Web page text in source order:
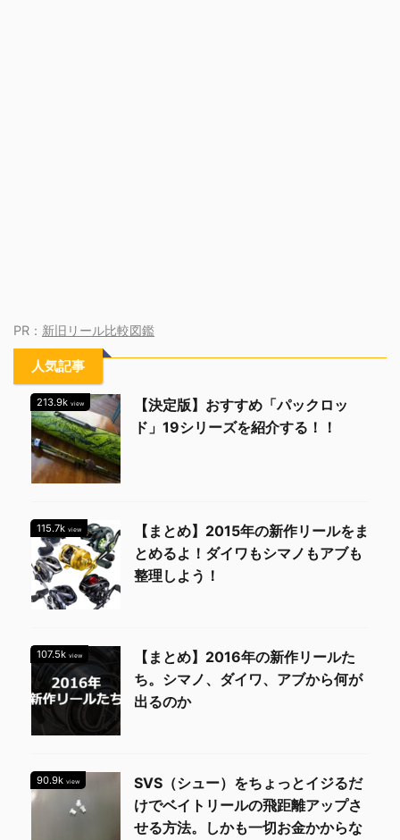
PR： 新旧リール比較図鑑
人気記事
213.9k view
【決定版】おすすめ「パックロッ
ド」19シリーズを紹介する！！
115.7k view
【まとめ】2015年の新作リールをま
とめるよ！ダイワもシマノもアブも
整理しよう！
107.5k view
【まとめ】2016年の新作リールた
ち。シマノ、ダイワ、アブから何が
出るのか
90.9k view
SVS（シュー）をちょっとイジるだ
けでベイトリールの飛距離アップさ
せる方法。しかも一切お金かからな